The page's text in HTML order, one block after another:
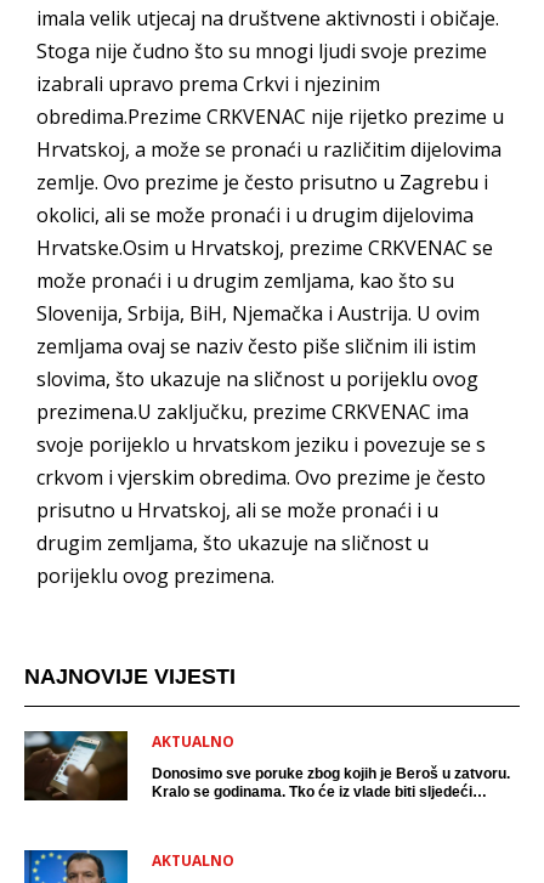
imala velik utjecaj na društvene aktivnosti i običaje.
Stoga nije čudno što su mnogi ljudi svoje prezime
izabrali upravo prema Crkvi i njezinim
obredima.Prezime CRKVENAC nije rijetko prezime u
Hrvatskoj, a može se pronaći u različitim dijelovima
zemlje. Ovo prezime je često prisutno u Zagrebu i
okolici, ali se može pronaći i u drugim dijelovima
Hrvatske.Osim u Hrvatskoj, prezime CRKVENAC se
može pronaći i u drugim zemljama, kao što su
Slovenija, Srbija, BiH, Njemačka i Austrija. U ovim
zemljama ovaj se naziv često piše sličnim ili istim
slovima, što ukazuje na sličnost u porijeklu ovog
prezimena.U zaključku, prezime CRKVENAC ima
svoje porijeklo u hrvatskom jeziku i povezuje se s
crkvom i vjerskim obredima. Ovo prezime je često
prisutno u Hrvatskoj, ali se može pronaći i u
drugim zemljama, što ukazuje na sličnost u
porijeklu ovog prezimena.
NAJNOVIJE VIJESTI
AKTUALNO
Donosimo sve poruke zbog kojih je Beroš u zatvoru.
Kralo se godinama. Tko će iz vlade biti sljedeći
AKTUALNO